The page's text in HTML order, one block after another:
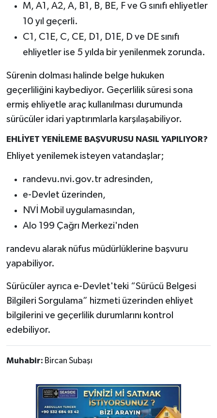
M, A1, A2, A, B1, B, BE, F ve G sınıfı ehliyetler
10 yıl geçerli.
C1, C1E, C, CE, D1, D1E, D ve DE sınıfı
ehliyetler ise 5 yılda bir yenilenmek zorunda.
Sürenin dolması halinde belge hukuken
geçerliliğini kaybediyor. Geçerlilik süresi sona
ermiş ehliyetle araç kullanılması durumunda
sürücüler idari yaptırımlarla karşılaşabiliyor.
EHLİYET YENİLEME BAŞVURUSU NASIL YAPILIYOR?
Ehliyet yenilemek isteyen vatandaşlar;
randevu.nvi.gov.tr adresinden,
e-Devlet üzerinden,
NVİ Mobil uygulamasından,
Alo 199 Çağrı Merkezi'nden
randevu alarak nüfus müdürlüklerine başvuru
yapabiliyor.
Sürücüler ayrıca e-Devlet'teki “Sürücü Belgesi
Bilgileri Sorgulama” hizmeti üzerinden ehliyet
bilgilerini ve geçerlilik durumlarını kontrol
edebiliyor.
Muhabir: Bircan Subaşı